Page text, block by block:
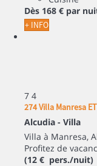
Dès 168 € par
+ INFO
7 4
274 Villa Manresa
Alcudia - Villa
Villa à Manresa,
Profitez de
(12 € pers./nuit)